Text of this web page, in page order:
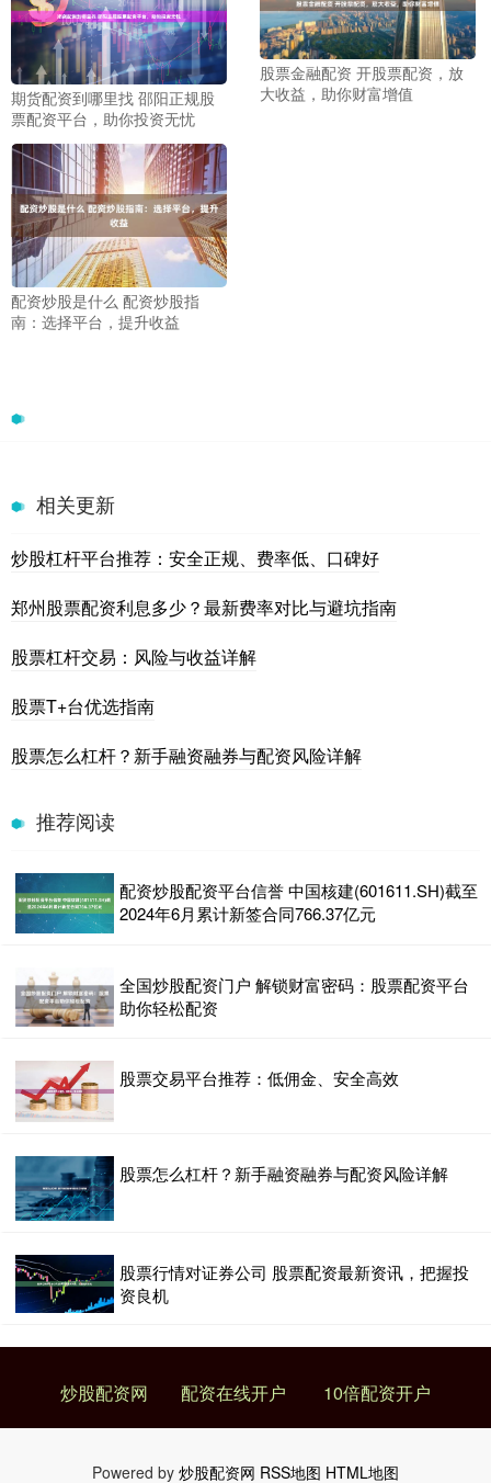
期货配资到哪里找 邵阳正规股
票配资平台，助你投资无忧
股票金融配资 开股票配资，放
大收益，助你财富增值
配资炒股是什么 配资炒股指
南：选择平台，提升收益
相关更新
炒股杠杆平台推荐：安全正规、费率低、口碑好
郑州股票配资利息多少？最新费率对比与避坑指南
股票杠杆交易：风险与收益详解
股票T+台优选指南
股票怎么杠杆？新手融资融券与配资风险详解
推荐阅读
配资炒股配资平台信誉 中国核建(601611.SH)截至
2024年6月累计新签合同766.37亿元
全国炒股配资门户 解锁财富密码：股票配资平台
助你轻松配资
股票交易平台推荐：低佣金、安全高效
股票怎么杠杆？新手融资融券与配资风险详解
股票行情对证券公司 股票配资最新资讯，把握投
资良机
炒股配资网 配资在线开户 10倍配资开户
Powered by 炒股配资网 RSS地图 HTML地图